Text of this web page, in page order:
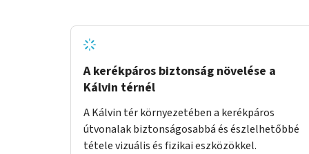
A kerékpáros biztonság növelése a
Kálvin térnél
A Kálvin tér környezetében a kerékpáros
útvonalak biztonságosabbá és észlelhetőbbé
tétele vizuális és fizikai eszközökkel.